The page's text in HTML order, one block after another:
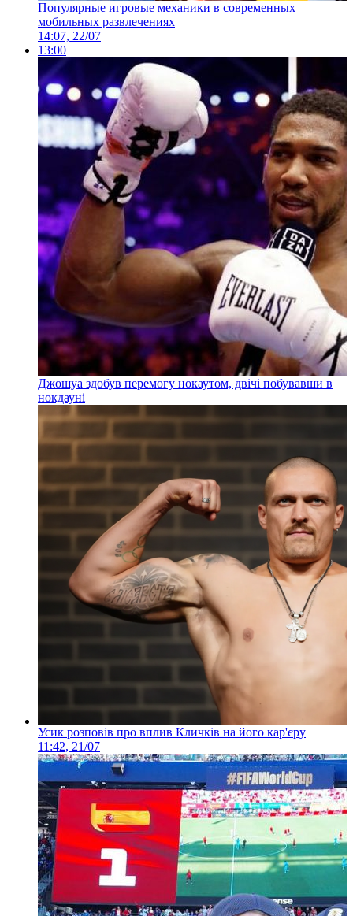
Популярные игровые механики в современных
мобильных развлечениях
14:07, 22/07
13:00
Джошуа здобув перемогу нокаутом, двічі побувавши в
нокдауні
Усик розповів про вплив Кличків на його кар'єру
11:42, 21/07